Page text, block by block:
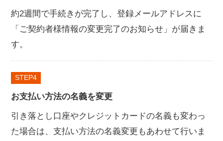
約2週間で手続きが完了し、登録メールアドレスに
「ご契約者様情報の変更完了のお知らせ」が届きま
す。
STEP
お支払い方法の名義を変更
引き落とし口座やクレジットカードの名義も変わっ
た場合は、支払い方法の名義変更もあわせて行いま